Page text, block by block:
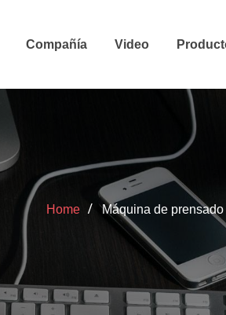
Compañía Video
Home Máquina de